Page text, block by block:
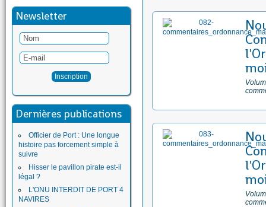
Newsletter
Dernières publications
Officier de Port : Une longue
histoire pas forcement simple à
suivre
Hisser le pavillon pirate est-il
légal ?
L'ONU INTERDIT DE PORT 4
NAVIRES